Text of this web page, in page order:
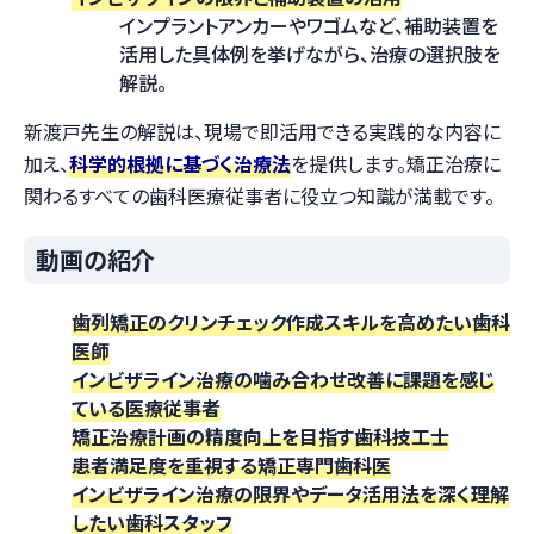
インプラントアンカーやワゴムなど、補助装置を
活用した具体例を挙げながら、治療の選択肢を
解説。
新渡戸先生の解説は、現場で即活用できる実践的な内容に
加え、科学的根拠に基づく治療法を提供します。矯正治療に
関わるすべての歯科医療従事者に役立つ知識が満載です。
動画の紹介
歯列矯正のクリンチェック作成スキルを高めたい歯科
医師
インビザライン治療の噛み合わせ改善に課題を感じ
ている医療従事者
矯正治療計画の精度向上を目指す歯科技工士
患者満足度を重視する矯正専門歯科医
インビザライン治療の限界やデータ活用法を深く理解
したい歯科スタッフ